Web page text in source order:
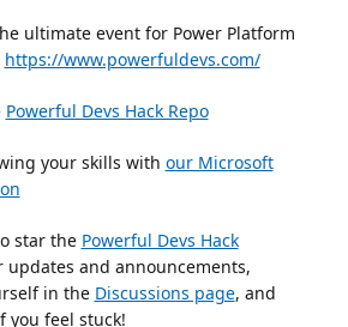
ultimate event for Power Platform
https://www.powerfuldevs.com/
Powerful Devs Hack Repo
your skills with our Microsoft
star the Powerful Devs Hack
and announcements,
in the Discussions page, and
you feel stuck!